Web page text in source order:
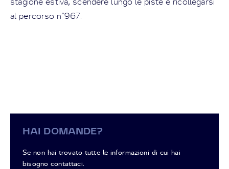
al percorso n°967.
HAI DOMANDE?
Se non hai trovato tutte le informazioni di cui hai
bisogno contattaci.